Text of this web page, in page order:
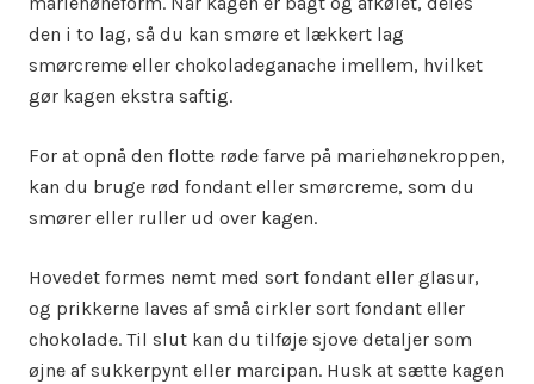
den i to lag, så du kan smøre et lækkert lag
smørcreme eller chokoladeganache imellem, hvilket
gør kagen ekstra saftig.
For at opnå den flotte røde farve på mariehønekroppen,
kan du bruge rød fondant eller smørcreme, som du
smører eller ruller ud over kagen.
Hovedet formes nemt med sort fondant eller glasur,
og prikkerne laves af små cirkler sort fondant eller
chokolade. Til slut kan du tilføje sjove detaljer som
øjne af sukkerpynt eller marcipan. Husk at sætte kagen